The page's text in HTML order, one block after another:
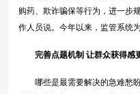
购药、欺诈骗保等行为，进一步
作人员说。今年以来，监管系统
完善点题机制 让群众获得感
哪些是最需要解决的急难愁盼